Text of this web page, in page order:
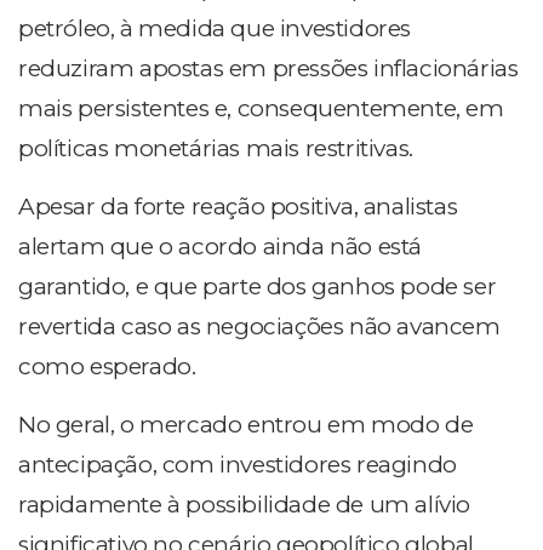
petróleo, à medida que investidores
reduziram apostas em pressões inflacionárias
mais persistentes e, consequentemente, em
políticas monetárias mais restritivas.
Apesar da forte reação positiva, analistas
alertam que o acordo ainda não está
garantido, e que parte dos ganhos pode ser
revertida caso as negociações não avancem
como esperado.
No geral, o mercado entrou em modo de
antecipação, com investidores reagindo
rapidamente à possibilidade de um alívio